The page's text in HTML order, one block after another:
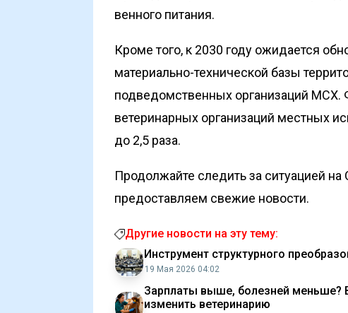
венного питания.
Кроме того, к 2030 году ожидается
материально-технической базы
подведомственных организаций МСХ.
ветеринарных организаций местных
до 2,5 раза.
Продолжайте следить за ситуацией
предоставляем свежие новости.
Другие новости на эту тему:
Инструмент структурного
19 Мая 2026 04:02
Зарплаты выше, болезней меньше?
изменить ветеринарию